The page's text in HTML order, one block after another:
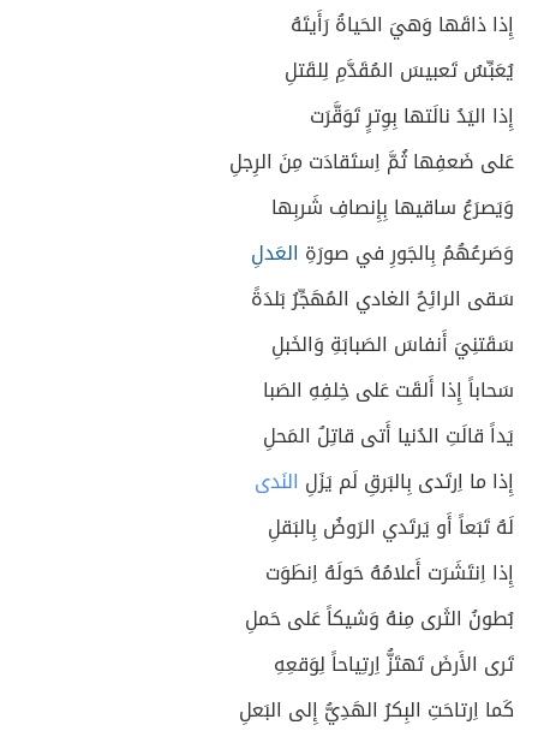
إِذا ذاقَها وَهيَ الحَياةُ رَأَيتَهُ
يُعَبِّسُ تَعبيسَ المُقَدَّمِ لِلقَتلِ
إِذا اليَدُ نالَتها بِوِترٍ تَوَقَّرَت
عَلى ضَعفِها ثُمَّ اِستَقادَت مِنَ الرِجلِ
وَيَصرَعُ ساقيها بِإِنصافِ شَربِها
وَصَرعُهُمُ بِالجَورِ في صورَةِ العَدلِ
سَقى الرائِحُ الغادي المُهَجِّرُ بَلدَةً
سَقَتنِيَ أَنفاسَ الصَبابَةِ وَالخَبلِ
سَحاباً إِذا أَلقَت عَلى خِلفِهِ الصَبا
يَداً قالَتِ الدُنيا أَتى قاتِلُ المَحلِ
إِذا ما اِرتَدى بِالبَرقِ لَم يَزَلِ النَدى
لَهُ تَبَعاً أَو يَرتَدي الرَوضُ بِالبَقلِ
إِذا اِنتَشَرَت أَعلامُهُ حَولَهُ اِنطَوَت
بُطونُ الثَرى مِنهُ وَشيكاً عَلى حَملِ
تَرى الأَرضَ تَهتَزُّ اِرتِياحاً لِوَقعِهِ
كَما اِرتاحَتِ البِكرُ الهَدِيُّ إِلى البَعلِ